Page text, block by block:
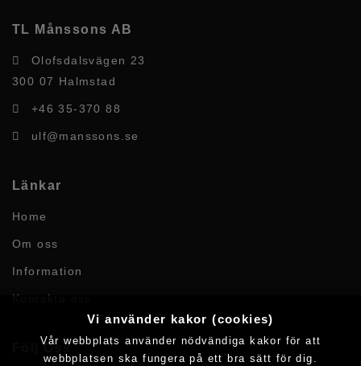
TL Månssons AB
Olofsdalsvägen 23
300 07 Halmstad
+46 35-370 88
ulf@manssons.se
Länkar
Home
Om oss
Information
Kontakta oss
Följ Oss
Vi använder kakor (cookies)
Vår webbplats använder nödvändiga kakor för att
webbplatsen ska fungera på ett bra sätt för dig.